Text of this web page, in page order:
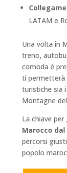
LATAM e
Una volta in
treno,
comoda è
ti permetterà
turistiche sia
Montagne
La chiave
Marocco dal
percorsi
popolo